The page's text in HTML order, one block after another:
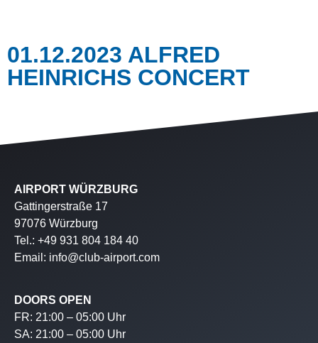
01.12.2023 ALFRED
HEINRICHS CONCERT
AIRPORT WÜRZBURG
Gattingerstraße 17
97076 Würzburg
Tel.: +49 931 804 184 40
Email: info@club-airport.com
DOORS OPEN
FR: 21:00 – 05:00 Uhr
SA: 21:00 – 05:00 Uhr